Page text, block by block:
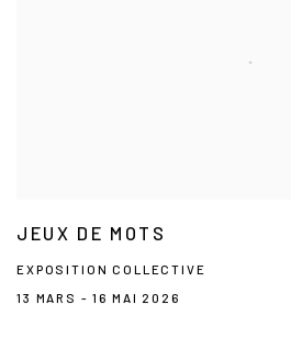
JEUX DE MOTS
EXPOSITION COLLECTIVE
13 MARS - 16 MAI 2026